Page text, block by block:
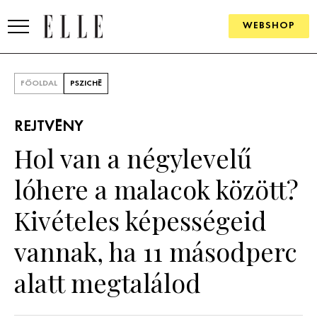
WEBSHOP
SZÉPSÉG
ÉLETMÓD
FŐOLDAL PSZICHÉ
REJTVÉNY
Hol van a négylevelű
lóhere a malacok között?
Kivételes képességeid
vannak, ha 11 másodperc
alatt megtalálod